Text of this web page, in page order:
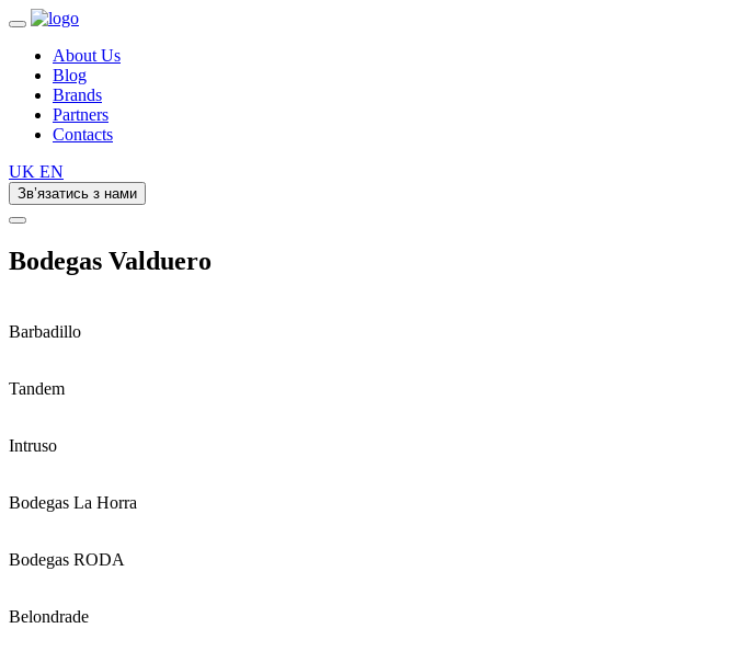
About Us
Blog
Brands
Partners
Contacts
UK EN
Зв’язатись з нами
Bodegas Valduero
Barbadillo
Tandem
Intruso
Bodegas La Horra
Bodegas RODA
Belondrade